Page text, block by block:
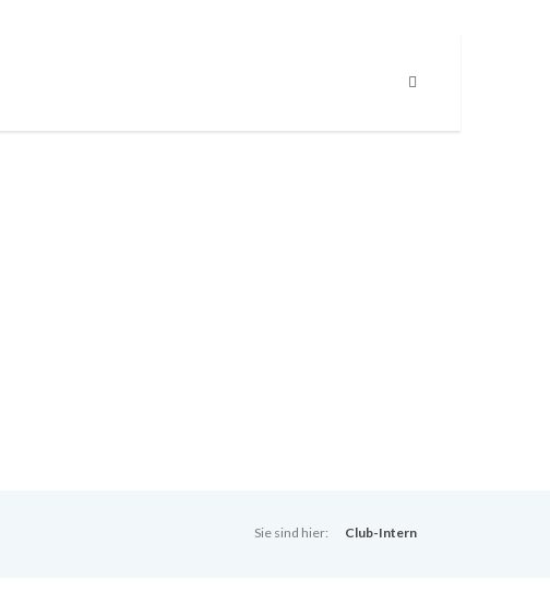
Sie sind hier: Club-Intern